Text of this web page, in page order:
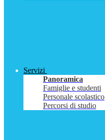
Servizi
Panoramica
Famiglie e studenti
Personale scolastico
Percorsi di studio